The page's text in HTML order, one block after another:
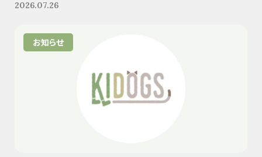
2026.07.26
お知らせ